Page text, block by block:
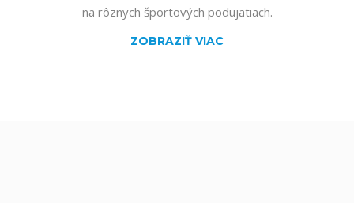
na rôznych športových podujatiach.
ZOBRAZIŤ VIAC